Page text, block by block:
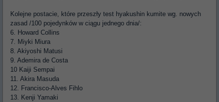
Kolejne postacie, które przeszły test hyakushin kumite wg. nowych
zasad /100 pojedynków w ciągu jednego dnia/:
6. Howard Collins
7. Miyki Miura
8. Akiyoshi Matusi
9. Ademira de Costa
10 Kaiji Sempai
11. Akira Masuda
12. Francisco-Alves Fihlo
13. Kenji Yamaki